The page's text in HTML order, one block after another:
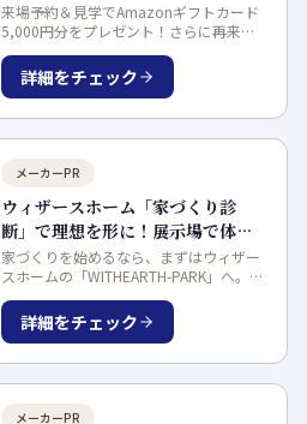
来場予約＆見学でAmazonギフトカード
5,000円分をプレゼント！さらに再来場
を始めませんか？
詳細をチェック
メーカーPR
ウィザースホーム「家づくり診
断」で理想を形に！展示場で体感
するスマートな住まい探し
家づくりを始めるなら、まずはウィザー
スホームの「WITHEARTH-PARK」へ。診
見つけたら、次は展示場でリアルな広さ
や質感、快適さを体感してみませんか。
詳細をチェック
メーカーPR